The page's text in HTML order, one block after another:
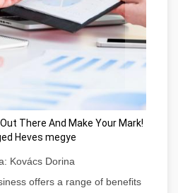
There And Make Your Mark!
Heves megye
Kovács Dorina
offers a range of benefits